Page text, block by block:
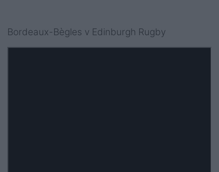
Bordeaux-Bègles v Edinburgh Rugby